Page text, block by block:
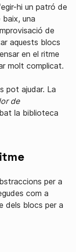
hi un patró de
baix, una
de
aquests blocs
en el ritme
molt complicat.
pot ajudar. La
de
la biblioteca
per a
com a
dels blocs per a